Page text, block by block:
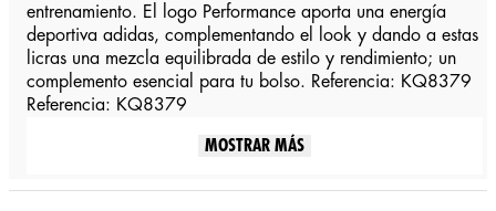
entrenamiento. El logo Performance aporta una energía
deportiva adidas, complementando el look y dando a estas
licras una mezcla equilibrada de estilo y rendimiento; un
complemento esencial para tu bolso. Referencia: KQ8379
Referencia: KQ8379
MOSTRAR MÁS